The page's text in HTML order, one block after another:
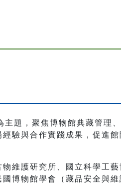
題，聚焦博物館典藏管理
驗與合作實踐成果，促進
維護研究所、國立科學工藝
博物館學會（藏品安全與維